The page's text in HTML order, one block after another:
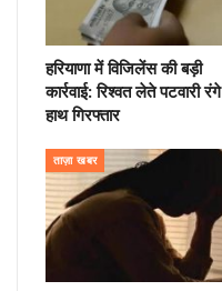
हरियाणा में विजिलेंस की बड़ी
कार्रवाई: रिश्वत लेते पटवारी रंगे
हाथ गिरफ्तार
ताज़ा खबर